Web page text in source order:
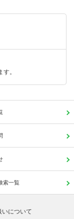
。
索一覧
いについて